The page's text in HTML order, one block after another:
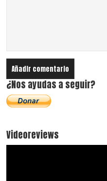
¿Nos ayudas a seguir?
Videoreviews